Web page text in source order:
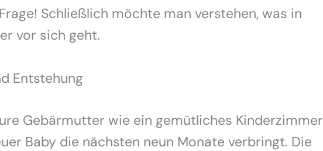
Schließlich möchte man verstehen, was in
vor sich geht.
Entstehung
Gebärmutter wie ein gemütliches Kinderzimmer
Baby die nächsten neun Monate verbringt. Die